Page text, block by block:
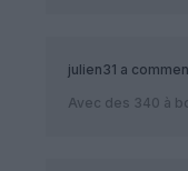
julien31 a
Avec des 340 à